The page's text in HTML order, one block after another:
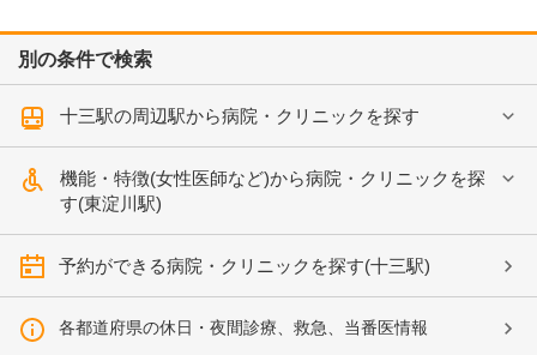
別の条件で検索
十三駅の周辺駅から病院・クリニックを探す
機能・特徴(女性医師など)から病院・クリニックを探
す(東淀川駅)
予約ができる病院・クリニックを探す(十三駅)
各都道府県の休日・夜間診療、救急、当番医情報